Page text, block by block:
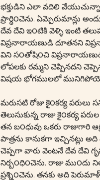
భక్తుడిని ఎలా వదిలి
ప్రార్ధి౦చెను. ఏమ్పెరుమాన్లు
దేవ దేవి ఇ౦టికి వెళ్ళి ఇంటి
విప్రనారాయణుడి దూతనని
విని స౦తోషి౦చి విప్రనారాయణుడిని
లోపలకు రమ్మని చెప్పినదని
విషయ భోగములలో
మరుసటి రోజు కై౦కర్య పరులు
తెలుసుకున్న రాజు కై౦కర్య
తన బ౦ధువు ఒకరు రాజుగారి
పాత్రను కానుకగా ఇచ్చినట్లు
చెప్పగా వారు వెంటనే దేవ దేవి
నిర్బ౦ధి౦చెను. రాజు ము౦దు
ప్రశ్ని౦చెను. తనకు అది